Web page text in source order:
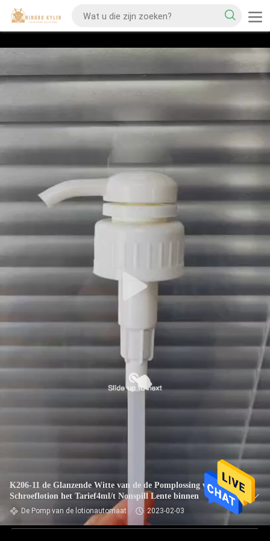
K206-11 de Glanzende Witte van de de Pomplossing van de
Schroeflotion het Tarief4ml/t Nonspill Lente binnen
De Pomp van de lotionautomaat 2023-02-03